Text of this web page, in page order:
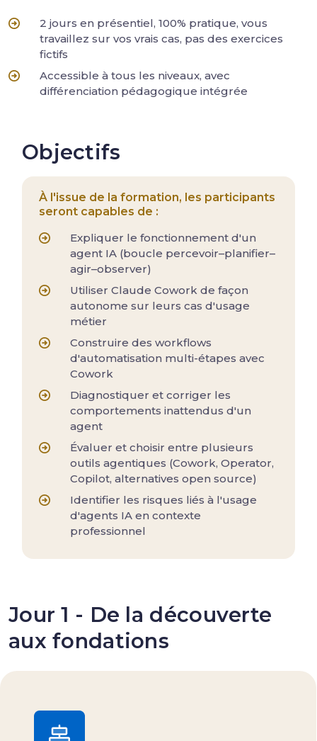
2 jours en présentiel, 100% pratique, vous
travaillez sur vos vrais cas, pas des exercices
fictifs
Accessible à tous les niveaux, avec
différenciation pédagogique intégrée
Objectifs
À l'issue de la formation, les participants
seront capables de :
Expliquer le fonctionnement d'un
agent IA (boucle percevoir–planifier–
agir–observer)
Utiliser Claude Cowork de façon
autonome sur leurs cas d'usage
métier
Construire des workflows
d'automatisation multi-étapes avec
Cowork
Diagnostiquer et corriger les
comportements inattendus d'un
agent
Évaluer et choisir entre plusieurs
outils agentiques (Cowork, Operator,
Copilot, alternatives open source)
Identifier les risques liés à l'usage
d'agents IA en contexte
professionnel
Jour 1 - De la découverte
aux fondations